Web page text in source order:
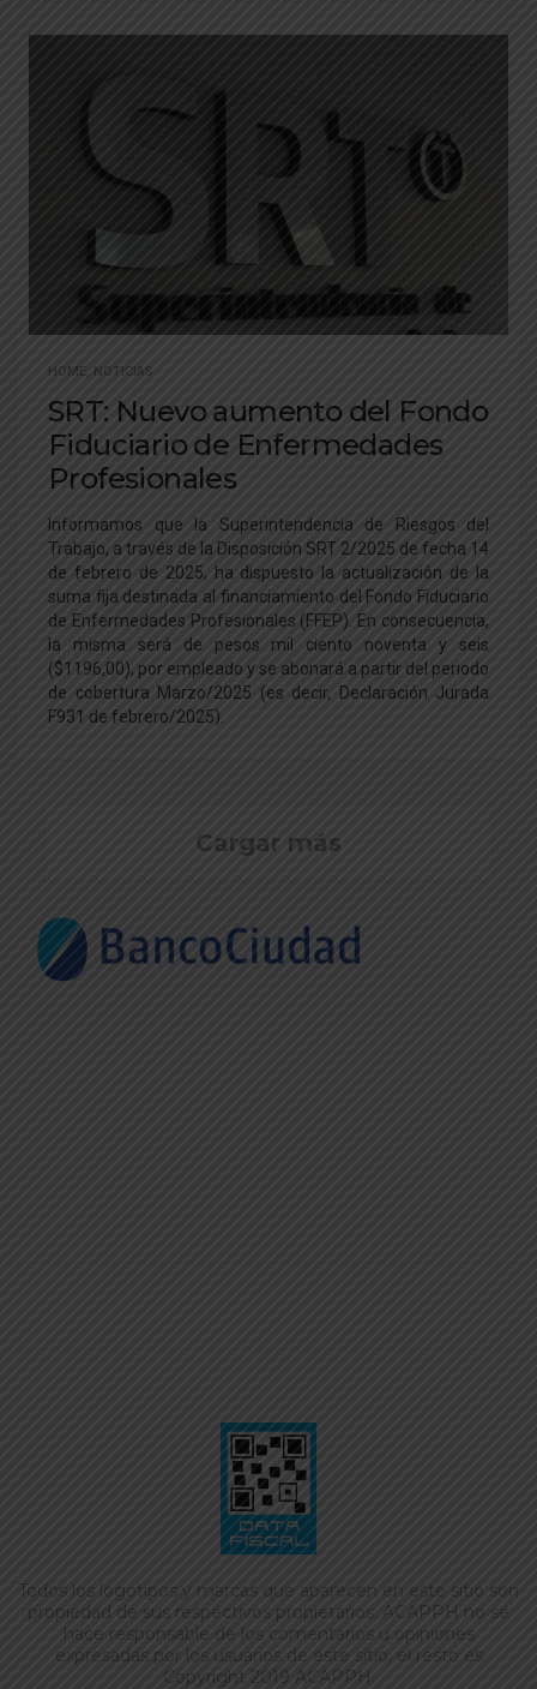
HOME NOTICIAS
SRT: Nuevo aumento del Fondo
Fiduciario de Enfermedades
Profesionales
Informamos que la Superintendencia de Riesgos del
Trabajo, a través de la Disposición SRT 2/2025 de fecha 14
de febrero de 2025, ha dispuesto la actualización de la
suma fija destinada al financiamiento del Fondo Fiduciario
de Enfermedades Profesionales (FFEP). En consecuencia,
la misma será de pesos mil ciento noventa y seis
($1196,00), por empleado y se abonará a partir del periodo
de cobertura Marzo/2025 (es decir, Declaración Jurada
F931 de febrero/2025).
Cargar más
Todos los logotipos y marcas que aparecen en este sitio son
propiedad de sus respectivos propietarios. ACAPPH no se
hace responsable de los comentarios u opiniones
expresadas por los usuarios de este sitio, el resto es
Copyright 2019 ACAPPH.